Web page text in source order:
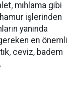
mıhlama gibi
işlerinden
yanında
en önemli
ceviz, badem